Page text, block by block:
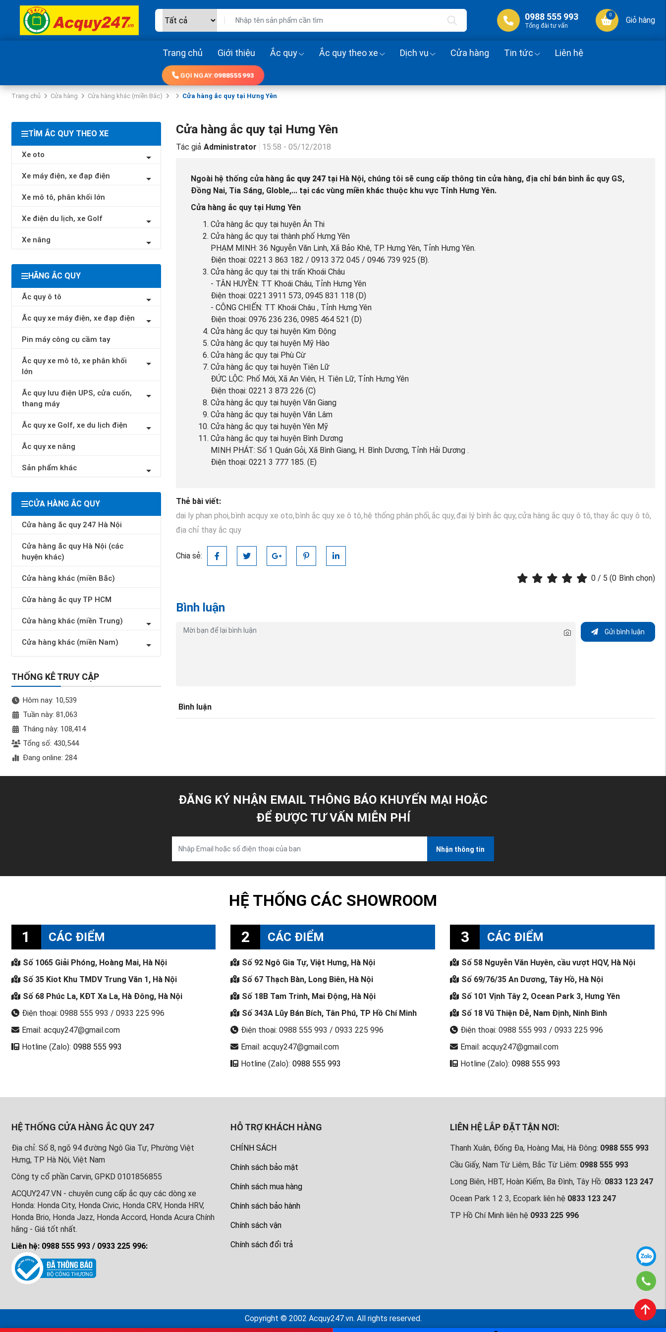
0988 555 993
Tổng đài tư vấn
0
Giỏ hàng
Trang chủ Giới thiệu Ắc quy Ắc quy theo xe Dịch vụ Cửa hàng Tin tức Liên hệ
GỌI NGAY:0988555993
Trang chủ Cửa hàng Cửa hàng khác (miền Bắc) Cửa hàng ắc quy tại Hưng Yên
TÌM ẮC QUY THEO XE
Xe oto
Xe máy điện, xe đạp điện
Xe mô tô, phân khối lớn
Xe điện du lịch, xe Golf
Xe nâng
HÃNG ẮC QUY
Ắc quy ô tô
Ắc quy xe máy điện, xe đạp điện
Pin máy công cụ cầm tay
Ắc quy xe mô tô, xe phân khối
lớn
Ắc quy lưu điện UPS, cửa cuốn,
thang máy
Ắc quy xe Golf, xe du lịch điện
Ắc quy xe nâng
Sản phẩm khác
CỬA HÀNG ẮC QUY
Cửa hàng ắc quy 247 Hà Nội
Cửa hàng ắc quy Hà Nội (các
huyện khác)
Cửa hàng khác (miền Bắc)
Cửa hàng ắc quy TP HCM
Cửa hàng khác (miền Trung)
Cửa hàng khác (miền Nam)
THỐNG KÊ TRUY CẬP
Hôm nay: 10,539
Tuần này: 81,063
Tháng này: 108,414
Tổng số: 430,544
Đang online: 284
Cửa hàng ắc quy tại Hưng Yên
Tác giả Administrator 15:58 - 05/12/2018
Ngoài hệ thống cửa hàng ắc quy 247tại Hà Nội, chúng tôi sẽ cung cấp thông tin cửa hàng, địa chỉ bán bình ắc quy GS,
Đồng Nai, Tia Sáng, Globle,... tại các vùng miền khác thuộc khu vực Tỉnh Hưng Yên.
Cửa hàng ắc quy tại Hưng Yên
Cửa hàng ắc quy tại huyện Ân Thi
Cửa hàng ắc quy tại thành phố Hưng Yên
PHẠM MINH: 36 Nguyễn Văn Linh, Xã Bảo Khê, TP. Hưng Yên, Tỉnh Hưng Yên.
Điện thoại: 0221 3 863 182 / 0913 372 045 / 0946 739 925 (B).
Cửa hàng ắc quy tại thị trấn Khoái Châu
- TÂN HUYỀN: TT Khoái Châu, Tỉnh Hưng Yên
Điện thoại: 0221 3911 573, 0945 831 118 (D)
- CÔNG CHIẾN: TT Khoái Châu , Tỉnh Hưng Yên
Điện thoại: 0976 236 236, 0985 464 521 (D)
Cửa hàng ắc quy tại huyện Kim Động
Cửa hàng ắc quy tại huyện Mỹ Hào
Cửa hàng ắc quy tại Phù Cừ
Cửa hàng ắc quy tại huyện Tiên Lữ
ĐỨC LỘC: Phố Mới, Xã An Viên, H. Tiên Lữ, Tỉnh Hưng Yên
Điện thoại: 0221 3 873 226 (C)
Cửa hàng ắc quy tại huyện Văn Giang
Cửa hàng ắc quy tại huyện Văn Lâm
Cửa hàng ắc quy tại huyện Yên Mỹ
Cửa hàng ắc quy tại huyện Bình Dương
MINH PHÁT: Số 1 Quán Gỏi, Xã Bình Giang, H. Bình Dương, Tỉnh Hải Dương .
Điện thoại: 0221 3 777 185. (E)
Thẻ bài viết:
dai ly phan phoi,bình acquy xe oto,bình ắc quy xe ô tô,hệ thống phân phối,ắc quy,đại lý bình ắc quy,cửa hàng ắc quy ô tô, thay ắc quy ô tô,
địa chỉ thay ắc quy
Chia sẻ:
0/ 5 (0 Bình chọn)
Bình luận
Gửi bình luận
Bình luận
ĐĂNG KÝ NHẬN EMAIL THÔNG BÁO KHUYẾN MẠI HOẶC
ĐỂ ĐƯỢC TƯ VẤN MIỄN PHÍ
Nhận thông tin
HỆ THỐNG CÁC SHOWROOM
1 CÁC ĐIỂM
Số 1065 Giải Phóng, Hoàng Mai, Hà Nội
Số 35 Kiot Khu TMDV Trung Văn 1, Hà Nội
Số 68 Phúc La, KĐT Xa La, Hà Đông, Hà Nội
Điện thoại: 0988 555 993 / 0933 225 996
Email: acquy247@gmail.com
Hotline (Zalo): 0988 555 993
2 CÁC ĐIỂM
Số 92 Ngô Gia Tự, Việt Hưng, Hà Nội
Số 67 Thạch Bàn, Long Biên, Hà Nội
Số 18B Tam Trinh, Mai Động, Hà Nội
Số 343A Lũy Bán Bích, Tân Phú, TP Hồ Chí Minh
Điện thoại: 0988 555 993 / 0933 225 996
Email: acquy247@gmail.com
Hotline (Zalo): 0988 555 993
3 CÁC ĐIỂM
Số 58 Nguyễn Văn Huyên, cầu vượt HQV, Hà Nội
Số 69/76/35 An Dương, Tây Hồ, Hà Nội
Số 101 Vịnh Tây 2, Ocean Park 3, Hưng Yên
Số 18 Vũ Thiện Đễ, Nam Định, Ninh Bình
Điện thoại: 0988 555 993 / 0933 225 996
Email: acquy247@gmail.com
Hotline (Zalo): 0988 555 993
HỆ THỐNG CỬA HÀNG ẮC QUY 247
Địa chỉ: Số 8, ngõ 94 đường Ngô Gia Tự, Phường Việt
Hưng, TP Hà Nội, Việt Nam
Công ty cổ phần Carvin, GPKD 0101856855
ACQUY247.VN - chuyên cung cấp ắc quy các dòng xe
Honda: Honda City, Honda Civic, Honda CRV, Honda HRV,
Honda Brio, Honda Jazz, Honda Accord, Honda Acura Chính
hãng - Giá tốt nhất.
Liên hệ: 0988 555 993 / 0933 225 996:
HỖ TRỢ KHÁCH HÀNG
CHÍNH SÁCH
Chính sách bảo mật
Chính sách mua hàng
Chính sách bảo hành
Chính sách vận
Chính sách đổi trả
LIÊN HỆ LẮP ĐẶT TẬN NƠI:
Thanh Xuân, Đống Đa, Hoàng Mai, Hà Đông: 0988 555 993
Cầu Giấy, Nam Từ Liêm, Bắc Từ Liêm: 0988 555 993
Long Biên, HBT, Hoàn Kiếm, Ba Đình, Tây Hồ: 0833 123 247
Ocean Park 1 2 3, Ecopark liên hệ 0833 123 247
TP Hồ Chí Minh liên hệ 0933 225 996
Copyright © 2002 Acquy247.vn. All rights reserved.